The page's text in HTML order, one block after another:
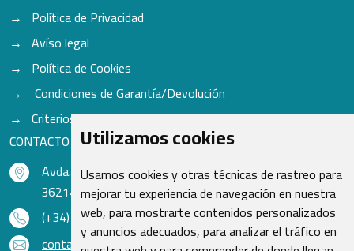
Utilizamos cookies
Usamos cookies y otras técnicas de rastreo para
mejorar tu experiencia de navegación en nuestra
web, para mostrarte contenidos personalizados
y anuncios adecuados, para analizar el tráfico en
Política de Privacidad
Avíso legal
Política de Cookies
Condiciones de Garantía/Devolución
Criterios para aceptación de Cascos
CONTACTO
Avda. do Freixo - Sardoma, 13
36214 Vigo - Pontevedra - España
(+34) 986 48 16 33
contacto@qsr.es